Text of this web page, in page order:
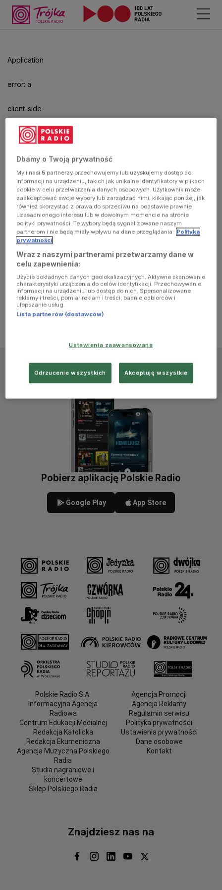
Application
error: a
client-side
exception
has
occurred
(see the
browser
console for
more
information)
Pobierz aplikację Polskie Radio
Google Play App Store
Polskie Radio S.A.
Informacyjna Agencja
Radiowa
Centrum Edukacji Medialnej
Redakcja Katolicka
Redakcja Ekumeniczna
Agencja Muzyczna Polskiego
Radia
Studia nagraniowe i
koncertowe
Sklep Polskiego Radia
Agencja Promocji
Agencja Reklamy
Regulamin serwisu
Polityka prywatności
Ustawienia prywatności
Dane osobowe
Kontakt
Znajdziesz nas na
Dbamy o Twoją prywatność
My i nasi5 partnerzy przechowujemy lub uzyskujemy dostęp do
informacji na urządzeniu, takich jak unikalne identyfikatory w plikach
cookie w celu przetwarzania danych osobowych. Użytkownik może
zaakceptować swoje wybory lub zarządzać nimi, klikając poniżej, jak
również skorzystać z prawa do sprzeciwu na podstawie prawnie
uzasadnionego interesu lub w dowolnym momencie na stronie
polityki prywatności. Te wybory będą sygnalizowane naszym
partnerom i nie będą miały wpływu na dane przeglądania. Polityka
prywatności
Wraz z naszymi partnerami przetwarzamy dane w
celu zapewnienia:
Użycie dokładnych danych geolokalizacyjnych. Aktywne skanowanie
charakterystyki urządzenia do celów identyfikacji. Przechowywanie
informacji na urządzeniu lub dostęp do nich. Spersonalizowane
reklamy i treści, pomiar reklam i treści, badnie odbiorców i
ulepszanie usług.
Lista partnerów (dostawców)
Ustawienia zaawansowane
Odrzucenie wszystkich Akceptuję wszystkie